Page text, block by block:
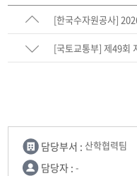
[한국수자원공사]
안내
[국토교통부] 제49회
담당부서 : 산학협력팀
담당자 : -